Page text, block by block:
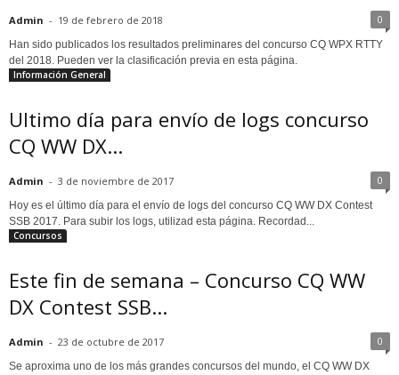
Admin - 19 de febrero de 2018 0
Han sido publicados los resultados preliminares del concurso CQ WPX RTTY
del 2018. Pueden ver la clasificación previa en esta página.
Información General
Ultimo día para envío de logs concurso
CQ WW DX...
Admin - 3 de noviembre de 2017 0
Hoy es el último día para el envío de logs del concurso CQ WW DX Contest
SSB 2017. Para subir los logs, utilizad esta página. Recordad...
Concursos
Este fin de semana – Concurso CQ WW
DX Contest SSB...
Admin - 23 de octubre de 2017 0
Se aproxima uno de los más grandes concursos del mundo, el CQ WW DX